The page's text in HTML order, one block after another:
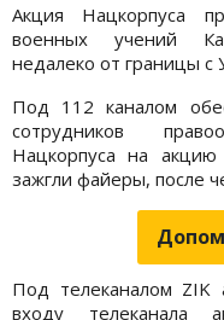
Акция Нацкорпуса
военных учений
недалеко от границы с
Под 112 каналом
сотрудников
Нацкорпуса на
зажгли файеры, после
Под телеканалом ZIK
входу телеканала